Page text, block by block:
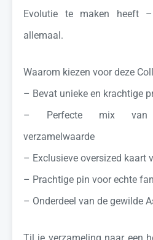
Evolutie te maken heeft
allemaal.
Waarom kiezen voor deze
– Bevat unieke en krachtige
– Perfecte mix van
verzamelwaarde
– Exclusieve oversized kaart
– Prachtige pin voor echte
– Onderdeel van de gewilde